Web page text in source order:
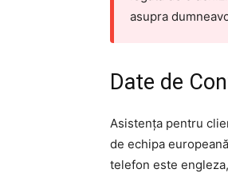
asupra
Date de
Asistența pentru
de echipa
telefon este